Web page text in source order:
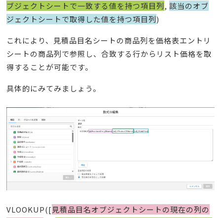
ブジェクトシートで一致する値を持つ項目列,該当のオブ
ジェクトシートで取得した値を持つ項目列)
これにより、見積品目名シートの商品列を価格表エントリ
シートの商品列で参照し、合致する行からリスト価格を取
得することが可能です。
具体的にみてみましょう。
VLOOKUP([ 見積品目名オブジェクトシートの現在の列の